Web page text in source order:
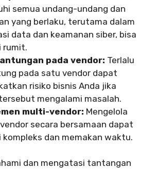
semua undang-undang dan
yang berlaku, terutama dalam
data dan keamanan siber, bisa
rumit.
pada vendor: Terlalu
pada satu vendor dapat
risiko bisnis Anda jika
mengalami masalah.
multi-vendor: Mengelola
secara bersamaan dapat
kompleks dan memakan waktu.
dan mengatasi tantangan